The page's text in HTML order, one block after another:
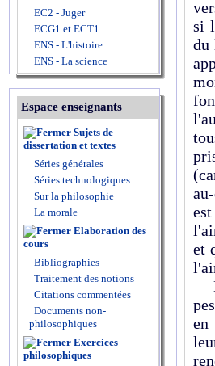
EC2 - Juger
ECG1 et ECT1
ENS - L'histoire
ENS - La science
Espace enseignants
Sujets de
dissertation et textes
Séries générales
Séries technologiques
Sur la philosophie
La morale
Elaboration des
cours
Bibliographies
Traitement des notions
Citations commentées
Documents non-
philosophiques
Exercices
philosophiques
si
du
et
en